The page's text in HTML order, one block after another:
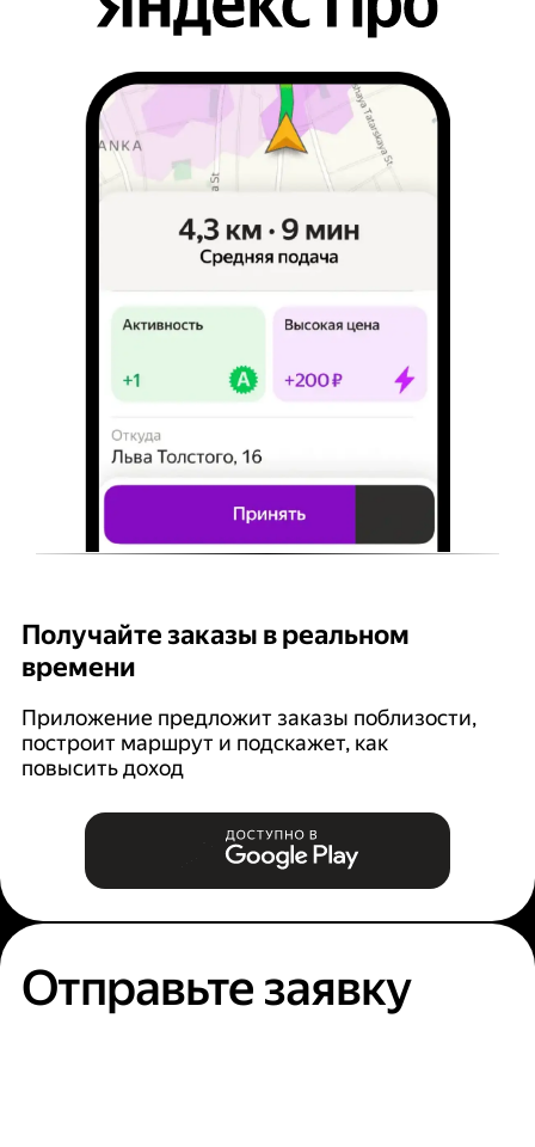
Получайте заказы в реальном
времени
Приложение предложит заказы поблизости,
построит маршрут и подскажет, как
повысить доход
Отправьте заявку